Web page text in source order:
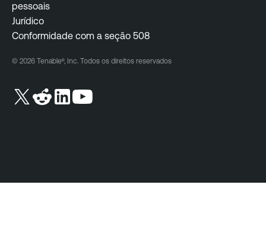
pessoais
Jurídico
Conformidade com a seção 508
© 2026 Tenable®, Inc. Todos os direitos reservados